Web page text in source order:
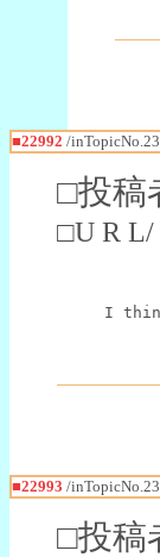
■22992 /
□投稿
□U R L/
I
■22993 /
□投稿